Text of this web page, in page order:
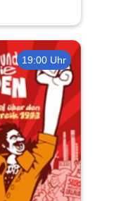
19:00 Uhr